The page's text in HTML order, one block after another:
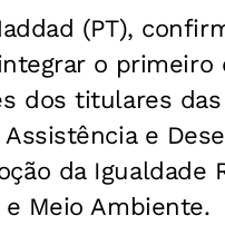
(PT),
o primeiro
dos titulares
e
da Igualdade
Meio Ambiente.